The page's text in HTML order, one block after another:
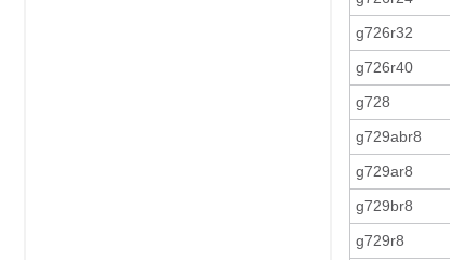
g726r32
g726r40
g728
g729abr8
g729ar8
g729br8
g729r8